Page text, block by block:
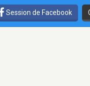
Session de Facebook